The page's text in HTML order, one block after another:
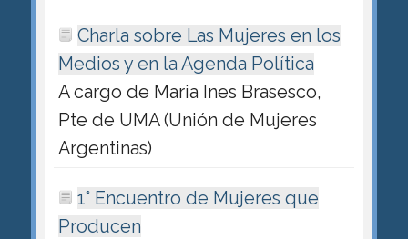
Charla sobre Las Mujeres en los
Medios y en la Agenda Política
A cargo de Maria Ines Brasesco,
Pte de UMA (Unión de Mujeres
Argentinas)
1° Encuentro de Mujeres que
Producen